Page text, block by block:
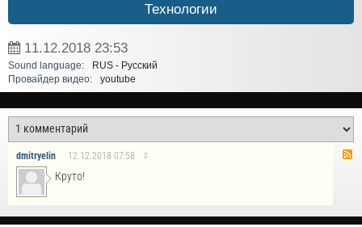
Технологии
11.12.2018 23:53
Sound language:
RUS - Русский
Провайдер видео:
youtube
dmitryelin 12.12.2018 07:58 #
Круто!